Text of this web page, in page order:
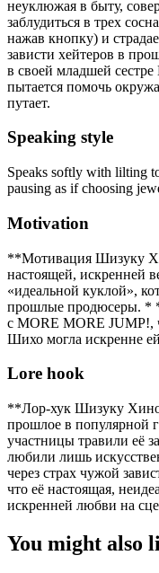
неуклюжая в быту,
заблудиться в трех
нажав кнопку) и
зависти хейтеров в
в своей младшей
пытается помочь
путает.
Speaking style
Speaks softly with lilting
pausing as if choosing
Motivation
**Мотивация Шизуку
настоящей, искренней
«идеальной куклой»,
прошлые продюсеры. *
с MORE MORE JUMP!,
Шихо могла искренне
Lore hook
**Лор-хук Шизуку
прошлое в популярной
участницы травили её
любили лишь
через страх чужой
что её настоящая,
искренней любви на
You might also